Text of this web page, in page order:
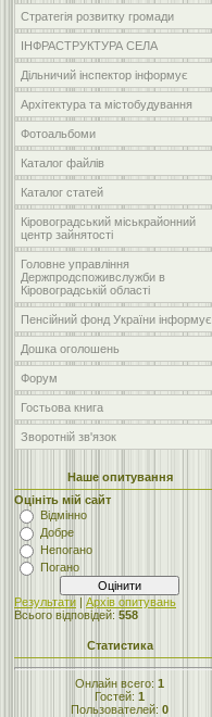
Стратегія розвитку громади
ІНФРАСТРУКТУРА СЕЛА
Дільничий інспектор інформує
Архітектура та містобудування
Фотоальбоми
Каталог файлів
Каталог статей
Кіровоградський міськрайонний
центр зайнятості
Головне управління
Держпродспоживслужби в
Кіровоградській області
Пенсійний фонд України інформує
Дошка оголошень
Форум
Гостьова книга
Зворотній зв'язок
Наше опитування
Оцініть мій сайт
Відмінно
Добре
Непогано
Погано
Результати | Архів опитувань
Всього відповідей: 558
Статистика
Онлайн всего: 1
Гостей: 1
Пользователей: 0